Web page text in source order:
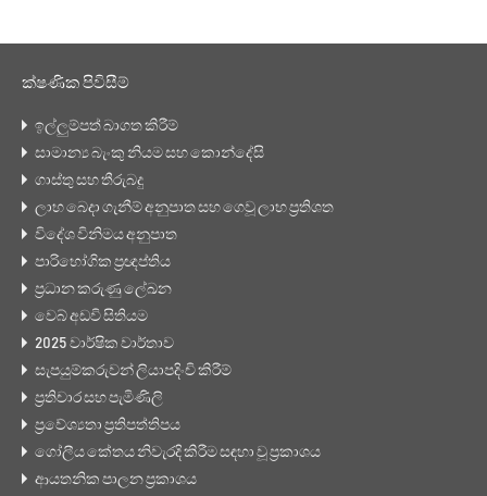
ක්ෂණික පිවිසීම්
ඉල්ලුම්පත් බාගත කිරීම්
සාමාන්‍ය බැංකු නියම සහ කොන්දේසි
ගාස්තු සහ තීරුබදු
ලාභ බෙදා ගැනීම් අනුපාත සහ ගෙවූ ලාභ ප්‍රතිශත
විදේශ විනිමය අනුපාත
පාරිභෝගික ප්‍රඥප්තිය
ප්‍රධාන කරුණු ලේඛන
වෙබ් අඩවි සිතියම
2025 වාර්ෂික වාර්තාව
සැපයුම්කරුවන් ලියාපදිංචි කිරීම්
ප්‍රතිචාර සහ පැමිණිලි
ප්‍රවේශ්‍යතා ප්‍රතිපත්තිපය
ගෝලීය කේතය නිවැරදි කිරීම සඳහා වූ ප්‍රකාශය
ආයතනික පාලන ප්‍රකාශය